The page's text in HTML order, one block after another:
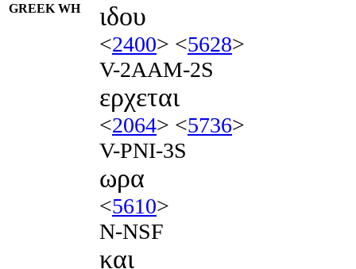
GREEK WH ιδου
<2400> <5628>
V-2AAM-2S
ερχεται
<2064> <5736>
V-PNI-3S
ωρα
<5610>
N-NSF
και